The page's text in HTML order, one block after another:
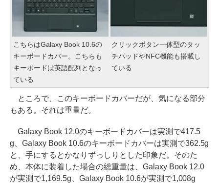
こちらはGalaxy Book 10.6の
キーボードカバー。こちらも
キーボードは英語配列となっ
ている
クリックボタン一体型のタッ
チパッドやNFC機能も搭載し
ている
ところで、このキーボードカバーだが、気になる部分
もある。それは重量だ。
Galaxy Book 12.0のキーボードカバーは実測で417.5
g、Galaxy Book 10.6のキーボードカバーは実測で362.5g
と、手にするとかなりずっしりとした印象だ。そのた
め、本体に装着した場合の総重量は、Galaxy Book 12.0
が実測で1,169.5g、Galaxy Book 10.6が実測で1,008g